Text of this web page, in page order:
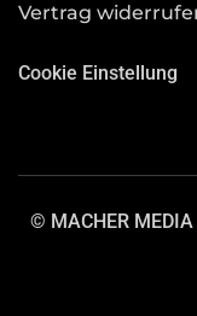
Vertrag
Cookie Einstellung
© MACHER